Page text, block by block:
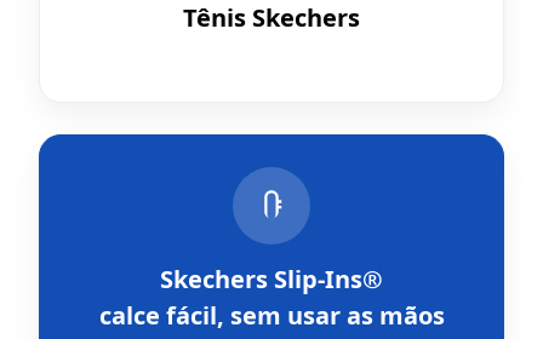
Tênis Skechers
Skechers Slip-Ins®
calce fácil, sem usar as mãos